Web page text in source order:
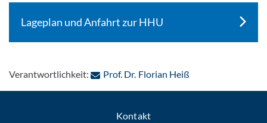
Lageplan und Anfahrt zur HHU
Verantwortlichkeit: Prof. Dr. Florian Heiß: Per E-Mail
Kontakt